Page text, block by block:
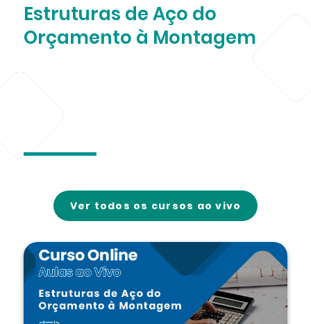
Estruturas de Aço do
Orçamento à Montagem
Ver todos os cursos ao vivo